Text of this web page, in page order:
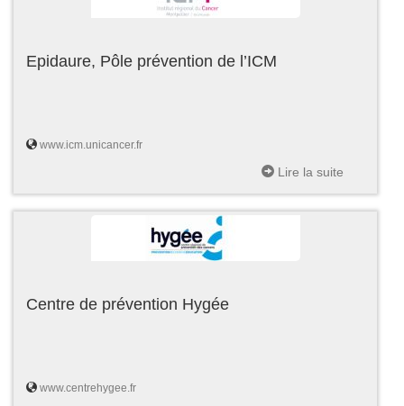
Epidaure, Pôle prévention de l’ICM
www.icm.unicancer.fr
Lire la suite
Centre de prévention Hygée
www.centrehygee.fr